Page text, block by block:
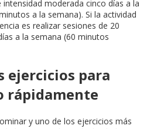
moderada cinco días a la
a la semana). Si la actividad
es realizar sesiones de 20
a la semana (60 minutos
ejercicios para
rápidamente
y uno de los ejercicios más